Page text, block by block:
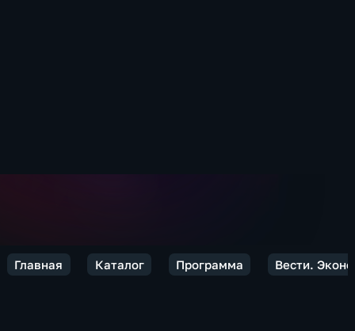
Главная Каталог Программа Вести.